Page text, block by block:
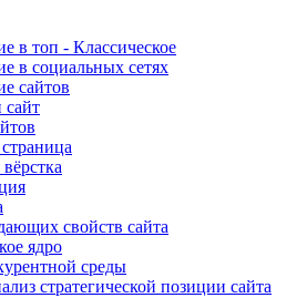
в топ - Классическое
в социальных сетях
сайтов
свойств сайта
ядро
среды
стратегической позиции сайта